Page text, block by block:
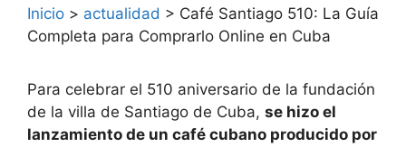
Inicio > actualidad > Café Santiago 510: La Guía
Completa para Comprarlo Online en Cuba
Para celebrar el 510 aniversario de la fundación
de la villa de Santiago de Cuba, se hizo el
lanzamiento de un café cubano producido por